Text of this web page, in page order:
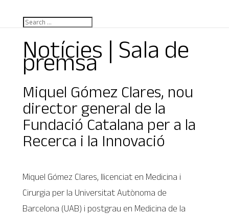
Notícies | Sala de
premsa
Miquel Gómez Clares, nou
director general de la
Fundació Catalana per a la
Recerca i la Innovació
Miquel Gómez Clares, llicenciat en Medicina i
Cirurgia per la Universitat Autònoma de
Barcelona (UAB) i postgrau en Medicina de la